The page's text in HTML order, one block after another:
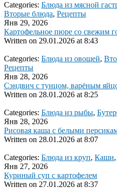
Categories: Блюда из мясной
Вторые блюда, Рецепты
Янв 29, 2026
Картофельное пюре со свежим
Written on 29.01.2026 at 8:43
Categories: Блюда из овощей,
Рецепты
Янв 28, 2026
Сэндвич с тунцом, варёным
Written on 28.01.2026 at 8:25
Categories: Блюда из рыбы,
Янв 28, 2026
Рисовая каша с белыми
Written on 28.01.2026 at 8:07
Categories: Блюда из круп, Каши,
Янв 27, 2026
Куриный суп с картофелем
Written on 27.01.2026 at 8:37